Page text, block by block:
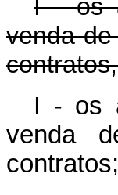
I - os
venda
I - os
venda
contratos;